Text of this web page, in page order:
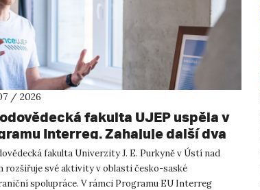
/ 2026
fakulta UJEP uspěla v
Interreg. Zahajuje další dva
projekty se saskými
fakulta Univerzity J. E. Purkyně v Ústí nad
rozšiřuje své aktivity v oblasti česko-saské
spolupráce. V rámci Programu EU Interreg